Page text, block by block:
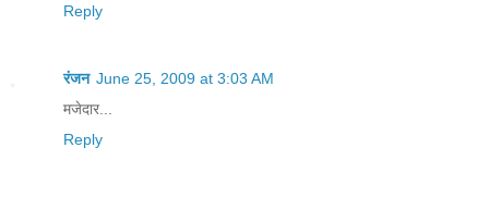
Reply
रंजन June 25, 2009 at 3:03 AM
मजेदार...
Reply